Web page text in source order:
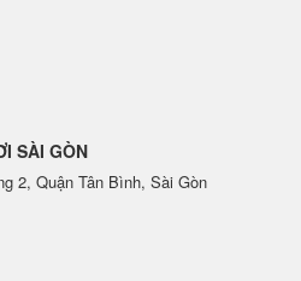
SÀI GÒN
2, Quận Tân Bình, Sài Gòn